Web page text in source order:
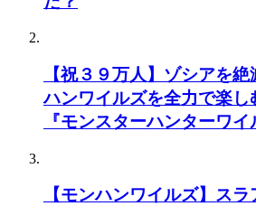
【祝３９万人】ゾシアを
ハンワイルズを全力で楽し
『モンスターハンターワイ
【モンハンワイルズ】ス